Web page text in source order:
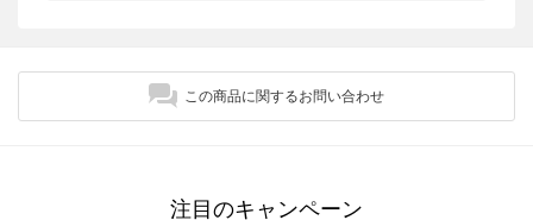
この商品に関するお問い合わせ
注目のキャンペーン